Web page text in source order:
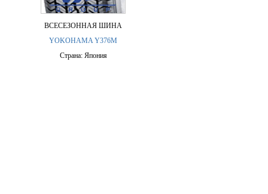
ВСЕСЕЗОННАЯ ШИНА
YOKOHAMA Y376M
Страна: Япония